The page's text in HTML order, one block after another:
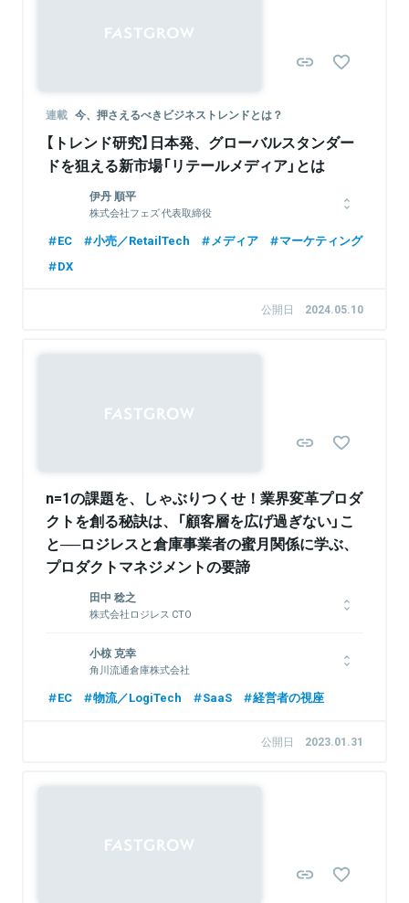
連載 今、押さえるべきビジネストレンドとは？
【トレンド研究】日本発、グローバルスタンダー
ドを狙える新市場「リテールメディア」とは
伊丹 順平
株式会社フェズ 代表取締役
岡山県出身。2009年東京理科大学工学部卒業後、プロクター・
アンド・ギャンブル・ジャパン株式会社に入社。営業担当として
大手流通会社を担当。2012年グーグル合同会社に入社。消費財
や広告営業、またオムニチャネル戦略に従事。2社での経験から
関連情報をみる
EC 小売／RetailTech メディア
マーケティング
DX
公開日 2024.05.10
n=1の課題を、しゃぶりつくせ！業界変革プロダ
クトを創る秘訣は、「顧客層を広げ過ぎない」こ
と──ロジレスと倉庫事業者の蜜月関係に学ぶ、
プロダクトマネジメントの要諦
田中 稔之
株式会社ロジレス CTO
ーとして働く。新卒で楽天株式会社に入社し、開発部に配属。金
融サービスのエンジニアとして3年間勤務する間に、フロントエ
ンド、バックエンド、インフラの一連の知識を得る。楽天退職後
の2012年に会社を立ち上げ、自分たちでECサイト運営をするな
の商流の根幹を担う自動化基盤を提供し、多くのクライアントで
小椋 克幸
角川流通倉庫株式会社
EC 物流／LogiTech SaaS 経営者の視座
公開日 2023.01.31